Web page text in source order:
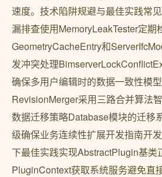
速度。技术陷阱规避与最佳实践常
漏排查使用MemoryLeakTester定期
GeometryCacheEntry和
发冲突处理
确保多用户编辑时的数据一致性模
RevisionMerger采用三路合并算法
数据迁移策略Database模块的迁移
级确保业务连续性扩展开发指南开
下最佳实践实现AbstractPlugin基类
PluginContext获取系统服务避免直